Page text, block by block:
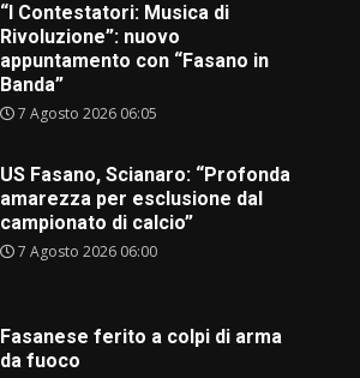
“I Contestatori: Musica di
Rivoluzione”: nuovo
appuntamento con “Fasano in
Banda”
7 Agosto 2026 06:05
US Fasano, Scianaro: “Profonda
amarezza per esclusione dal
campionato di calcio”
7 Agosto 2026 06:00
Fasanese ferito a colpi di arma
da fuoco